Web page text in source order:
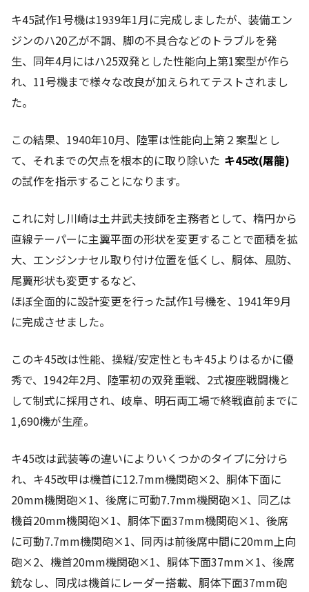
キ45試作1号機は1939年1月に完成しましたが、装備エン
ジンのハ20乙が不調、脚の不具合などのトラブルを発
生、同年4月にはハ25双発とした性能向上第1案型が作ら
れ、11号機まで様々な改良が加えられてテストされまし
た。
この結果、1940年10月、陸軍は性能向上第２案型とし
て、それまでの欠点を根本的に取り除いた キ45改(屠龍)
の試作を指示することになります。
これに対し川崎は土井武夫技師を主務者として、楕円から
直線テーパーに主翼平面の形状を変更することで面積を拡
大、エンジンナセル取り付け位置を低くし、胴体、風防、
尾翼形状も変更するなど、
ほぼ全面的に設計変更を行った試作1号機を、1941年9月
に完成させました。
このキ45改は性能、操縦/安定性ともキ45よりはるかに優
秀で、1942年2月、陸軍初の双発重戦、2式複座戦闘機と
して制式に採用され、岐阜、明石両工場で終戦直前までに
1,690機が生産。
キ45改は武装等の違いによりいくつかのタイプに分けら
れ、キ45改甲は機首に12.7mm機関砲×2、胴体下面に
20mm機関砲×1、後席に可動7.7mm機関砲×1、同乙は
機首20mm機関砲×1、胴体下面37mm機関砲×1、後席
に可動7.7mm機関砲×1、同丙は前後席中間に20mm上向
砲×2、機首20mm機関砲×1、胴体下面37mm×1、後席
銃なし、同戌は機首にレーダー搭載、胴体下面37mm砲